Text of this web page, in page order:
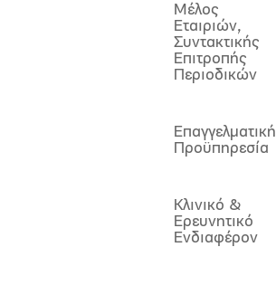
Μέλος
Εταιριών,
Συντακτικής
Επιτροπής
Περιοδικών
Επαγγελματική
Προϋπηρεσία
Κλινικό &
Ερευνητικό
Ενδιαφέρον